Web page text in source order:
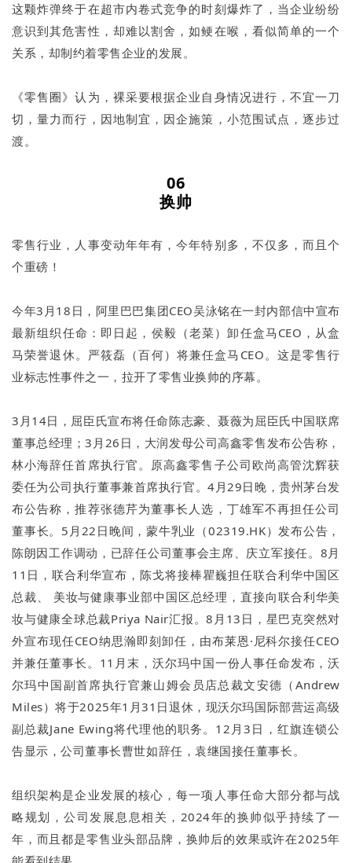
这颗炸弹终于在超市内卷式竞争的时刻爆炸了，当企业纷纷
意识到其危害性，却难以割舍，如鲠在喉，看似简单的一个
关系，却制约着零售企业的发展。
《零售圈》认为，裸采要根据企业自身情况进行，不宜一刀
切，量力而行，因地制宜，因企施策，小范围试点，逐步过
渡。
06
换帅
零售行业，人事变动年年有，今年特别多，不仅多，而且个
个重磅！
今年3月18日，阿里巴巴集团CEO吴泳铭在一封内部信中宣布
最新组织任命：即日起，侯毅（老菜）卸任盒马CEO，从盒
马荣誉退休。严筱磊（百何）将兼任盒马CEO。这是零售行
业标志性事件之一，拉开了零售业换帅的序幕。
3月14日，屈臣氏宣布将任命陈志豪、聂薇为屈臣氏中国联席
董事总经理；3月26日，大润发母公司高鑫零售发布公告称，
林小海辞任首席执行官。原高鑫零售子公司欧尚高管沈辉获
委任为公司执行董事兼首席执行官。4月29日晚，贵州茅台发
布公告称，推荐张德芹为董事长人选，丁雄军不再担任公司
董事长。5月22日晚间，蒙牛乳业（02319.HK）发布公告，
陈朗因工作调动，已辞任公司董事会主席、庆立军接任。8月
11日，联合利华宣布，陈戈将接棒瞿巍担任联合利华中国区
总裁、 美妆与健康事业部中国区总经理，直接向联合利华美
妆与健康全球总裁Priya Nair汇报。8月13日，星巴克突然对
外宣布现任CEO纳思瀚即刻卸任，由布莱恩·尼科尔接任CEO
并兼任董事长。11月末，沃尔玛中国一份人事任命发布，沃
尔玛中国副首席执行官兼山姆会员店总裁文安德（Andrew
Miles）将于2025年1月31日退休，现沃尔玛国际部营运高级
副总裁Jane Ewing将代理他的职务。12月3日，红旗连锁公
告显示，公司董事长曹世如辞任，袁继国接任董事长。
组织架构是企业发展的核心，每一项人事任命大部分都与战
略规划，公司发展息息相关，2024年的换帅似乎持续了一
年，而且都是零售业头部品牌，换帅后的效果或许在2025年